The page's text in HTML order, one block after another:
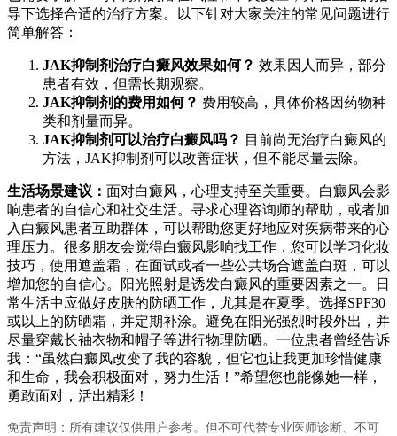
导下选择合适的治疗方案。以下针对大家关注的常见问题进行
简单解答：
JAK抑制剂治疗白癜风效果如何？ 效果因人而异，部分
患者有效，但需长期观察。
JAK抑制剂的费用如何？ 费用较高，具体价格因药物种
类和剂量而异。
JAK抑制剂可以治疗白癜风吗？ 目前尚无治疗白癜风的
方法，JAK抑制剂可以改善症状，但不能尽量去除。
生活场景建议： 面对白癜风，心理支持至关重要。白癜风会影
响患者的自信心和社交生活。寻求心理咨询师的帮助，或者加
入白癜风患者互助群体，可以帮助您更好地应对疾病带来的心
理压力。很多朋友会觉得白癜风影响找工作，您可以学习化妆
技巧，使用遮盖霜，在面试或者一些公共场合遮盖白斑，可以
增加您的自信心。阳光照射是诱发白癜风的重要因素之一。日
常生活中应做好皮肤的防晒工作，尤其是在夏季。选择SPF30
或以上的防晒霜，并定期补涂。避免在阳光强烈时段外出，并
尽量穿戴长袖衣物和帽子等进行物理防晒。一位患者曾经告诉
我：“虽然白癜风改变了我的容貌，但它也让我更加珍惜健康
和生命，我会积极面对，努力生活！”希望您也能像她一样，
勇敢面对，活出精彩！
免责声明：所有建议仅供用户参考。但不可代替专业医师诊断、不可